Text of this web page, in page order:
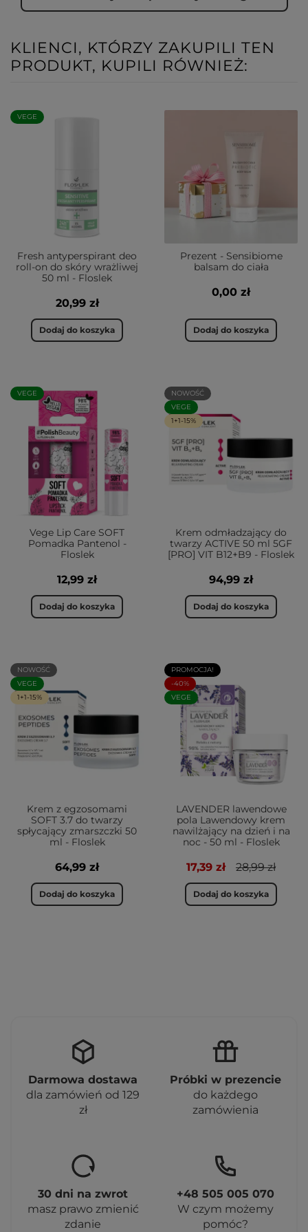
KLIENCI, KTÓRZY ZAKUPILI TEN
PRODUKT, KUPILI RÓWNIEŻ:
VEGE
Fresh antyperspirant deo
roll-on do skóry wrażliwej
50 ml - Floslek
20,99 zł
Dodaj do koszyka
Prezent - Sensibiome
balsam do ciała
0,00 zł
Dodaj do koszyka
VEGE
Vege Lip Care SOFT
Pomadka Pantenol -
Floslek
12,99 zł
Dodaj do koszyka
NOWOŚĆ
VEGE
1+1-15%
Krem odmładzający do
twarzy ACTIVE 50 ml 5GF
[PRO] VIT B12+B9 - Floslek
94,99 zł
Dodaj do koszyka
NOWOŚĆ
VEGE
1+1-15%
Krem z egzosomami
SOFT 3.7 do twarzy
spłycający zmarszczki 50
ml - Floslek
64,99 zł
Dodaj do koszyka
PROMOCJA!
-40%
VEGE
LAVENDER lawendowe
pola Lawendowy krem
nawilżający na dzień i na
noc - 50 ml - Floslek
17,39 zł 28,99 zł
Dodaj do koszyka
Darmowa dostawa
dla zamówień od 129
zł
Próbki w prezencie
do każdego
zamówienia
30 dni na zwrot
masz prawo zmienić
zdanie
+48 505 005 070
W czym możemy
pomóc?